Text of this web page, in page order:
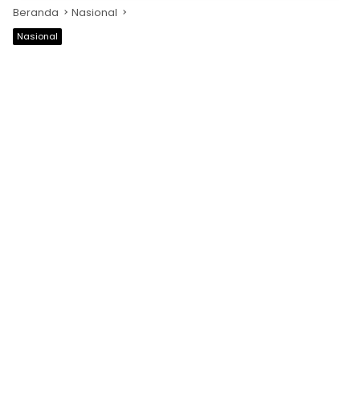
Beranda Nasional
Nasional